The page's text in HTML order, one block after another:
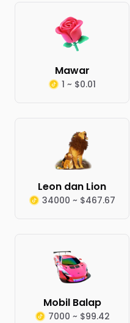
Mawar
1 ~ $0.01
Leon dan Lion
34000 ~ $467.67
Mobil Balap
7000 ~ $99.42